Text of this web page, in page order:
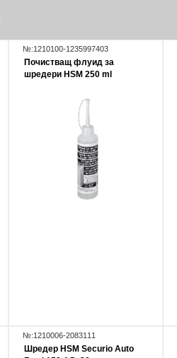
№:1210100-1235997403
Почистващ флуид за
шредери HSM 250 ml
№:1210006-2083111
Шредер HSM Securio Auto